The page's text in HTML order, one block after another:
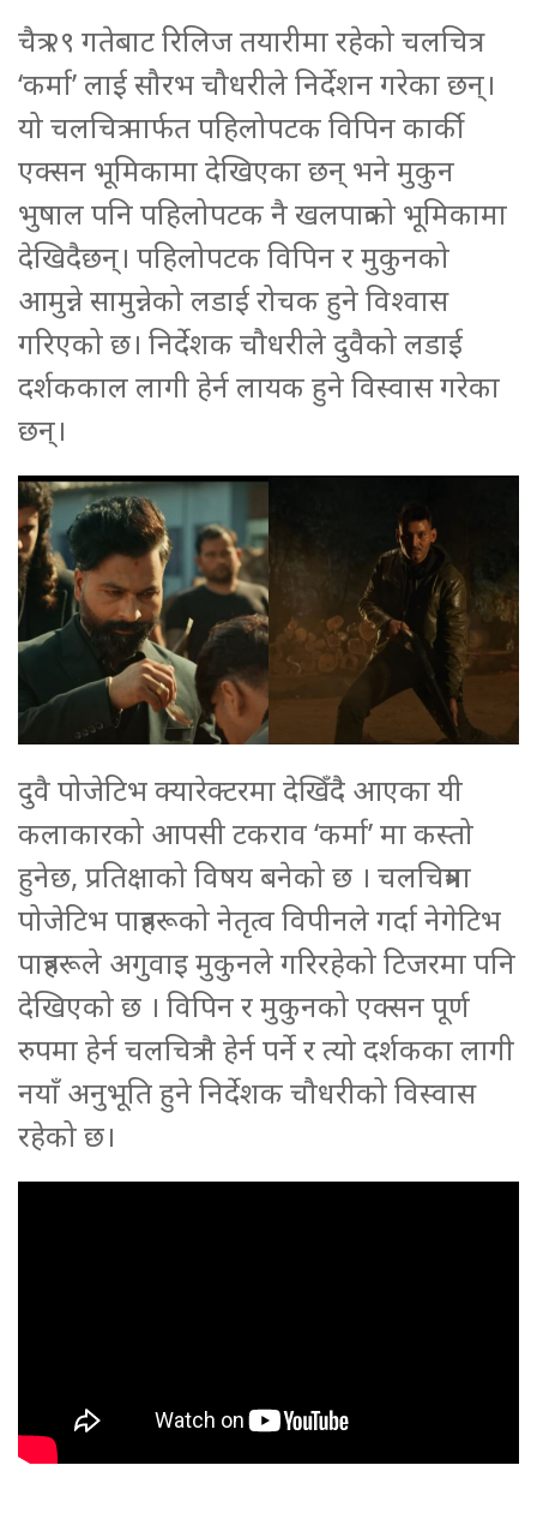
चैत्र २९ गतेबाट रिलिज तयारीमा रहेको चलचित्र
‘कर्मा’ लाई सौरभ चौधरीले निर्देशन गरेका छन्।
यो चलचित्र मार्फत पहिलोपटक विपिन कार्की
एक्सन भूमिकामा देखिएका छन् भने मुकुन
भुषाल पनि पहिलोपटक नै खलपात्रको भूमिकामा
देखिदैछन्। पहिलोपटक विपिन र मुकुनको
आमुन्ने सामुन्नेको लडाई रोचक हुने विश्वास
गरिएको छ। निर्देशक चौधरीले दुवैको लडाई
दर्शककाल लागी हेर्न लायक हुने विस्वास गरेका
छन्।
दुवै पोजेटिभ क्यारेक्टरमा देखिँदै आएका यी
कलाकारको आपसी टकराव ‘कर्मा’ मा कस्तो
हुनेछ, प्रतिक्षाको विषय बनेको छ । चलचित्रमा
पोजेटिभ पात्रहरूको नेतृत्व विपीनले गर्दा नेगेटिभ
पात्रहरूले अगुवाइ मुकुनले गरिरहेको टिजरमा पनि
देखिएको छ । विपिन र मुकुनको एक्सन पूर्ण
रुपमा हेर्न चलचित्र नै हेर्न पर्ने र त्यो दर्शकका लागी
नयाँ अनुभूति हुने निर्देशक चौधरीको विस्वास
रहेको छ।